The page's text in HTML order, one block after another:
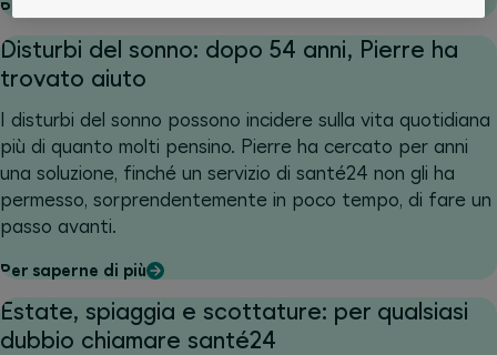
Per saperne di più
Disturbi del sonno: dopo 54 anni, Pierre ha
trovato aiuto
I disturbi del sonno possono incidere sulla vita quotidiana
più di quanto molti pensino. Pierre ha cercato per anni
una soluzione, finché un servizio di santé24 non gli ha
permesso, sorprendentemente in poco tempo, di fare un
passo avanti.
Per saperne di più
Estate, spiaggia e scottature: per qualsiasi
dubbio chiamare santé24